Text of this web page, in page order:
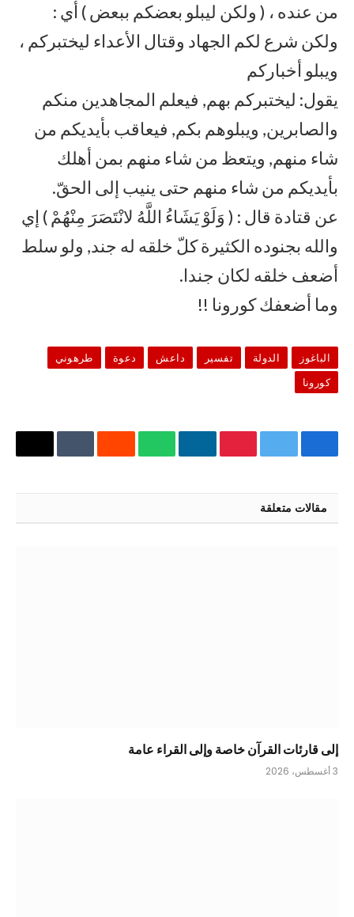
من عنده ، ( ولكن ليبلو بعضكم ببعض ) أي :
ولكن شرع لكم الجهاد وقتال الأعداء ليختبركم ،
ويبلو أخباركم
يقول: ليختبركم بهم, فيعلم المجاهدين منكم
والصابرين, ويبلوهم بكم, فيعاقب بأيديكم من
شاء منهم, ويتعظ من شاء منهم بمن أهلك
بأيديكم من شاء منهم حتى ينيب إلى الحقّ.
عن قتادة قال : ( وَلَوْ يَشَاءُ اللَّهُ لانْتَصَرَ مِنْهُمْ ) إي
والله بجنوده الكثيرة كلّ خلقه له جند, ولو سلط
أضعف خلقه لكان جندا.
وما أضعفك كورونا !!
الباغوز الدولة تفسير داعش دعوة
طرهوني
كورونا
فيسبوكتويتر بينتيريستلينكدإنواتسابرديت Tumblrالبريد
مقالات متعلقة
إلى قارئات القرآن خاصة وإلى القراء عامة
3 أغسطس، 2026